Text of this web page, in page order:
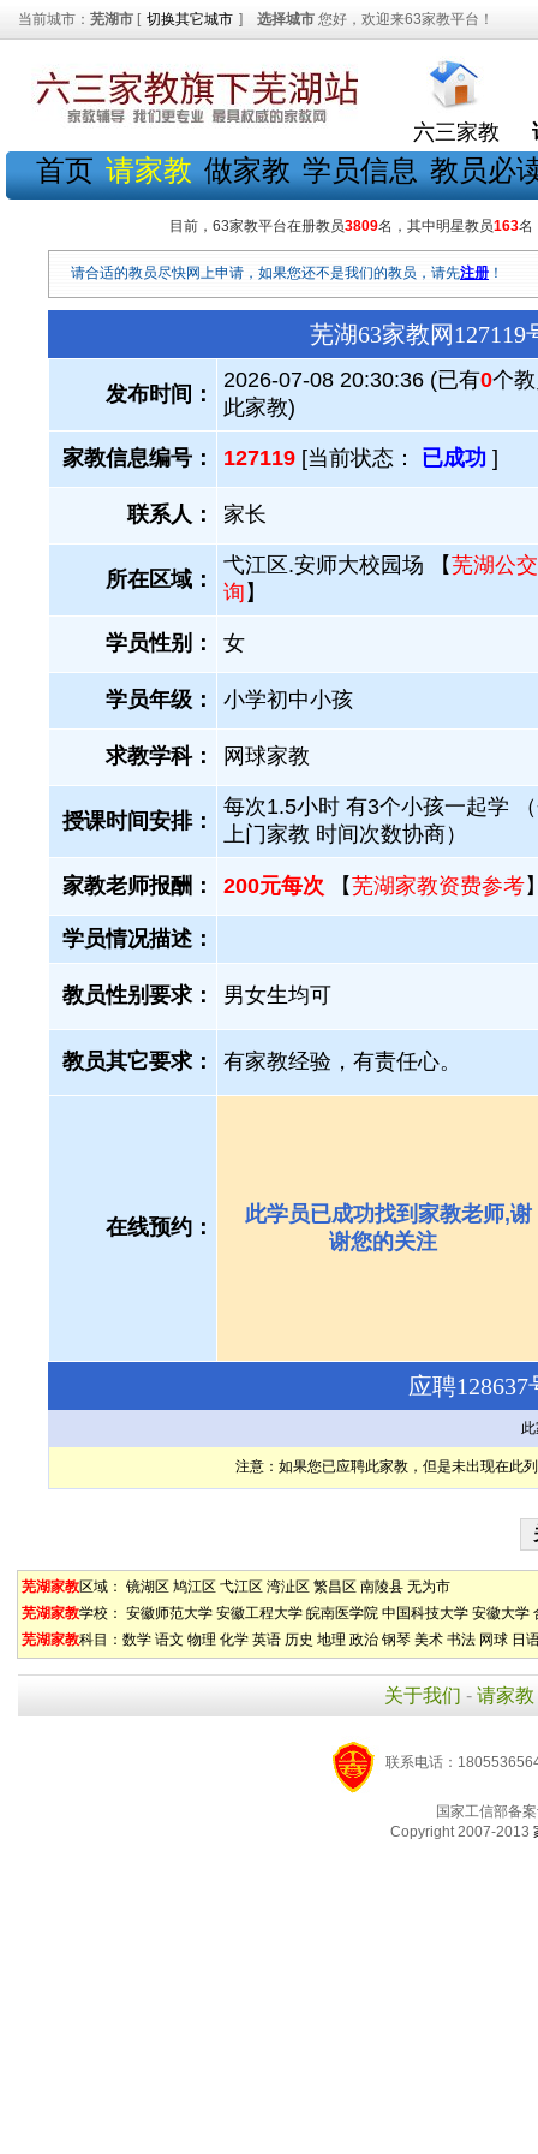
当前城市： 芜湖市 [ 切换其它城市 ] 选择城市 您好，欢迎来63家教平台！
六三家教
首页 请家教 做家教 学员信息 教员必
目前，63家教平台在册教员3809名，其中明星教员163名
请合适的教员尽快网上申请，如果您还不是我们的教员，请先注册 ！
芜湖63家教网
发布时间：
2026-07-08 20:30:36 (已有0个
此家教)
家教信息编号： 127119 [当前状态： 已成功 ]
联系人： 家长
所在区域：
弋江区.安师大校园场 【芜湖公
询 】
学员性别： 女
学员年级： 小学初中小孩
求教学科： 网球家教
授课时间安排：
每次1.5小时 有3个小孩一起学
上门家教 时间次数协商）
家教老师报酬： 200元每次 【芜湖家教资费参考
学员情况描述：
教员性别要求： 男女生均可
教员其它要求： 有家教经验，有责任心。
在线预约：
此学员已成功找到家教老师,谢
谢您的关注
应聘
注意：如果您已应聘此家教，但是未出现在此
芜湖家教区域： 镜湖区 鸠江区 弋江区 湾沚区 繁昌区 南陵县 无为市
芜湖家教学校： 安徽师范大学 安徽工程大学 皖南医学院 中国科技大学 安徽大学
芜湖家教科目： 数学 语文 物理 化学 英语 历史 地理 政治 钢琴 美术 书法 网球 日
关于我们 - 请家教
联系电话：
国家工信部备
Copyright 2007-2013